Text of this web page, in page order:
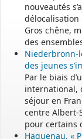
nouveautés
délocalisation
Gros chêne,
des
Niederbronn-
des jeunes
Par le biais
international,
séjour en
centre Albert-
pour certains
Haguenau. «